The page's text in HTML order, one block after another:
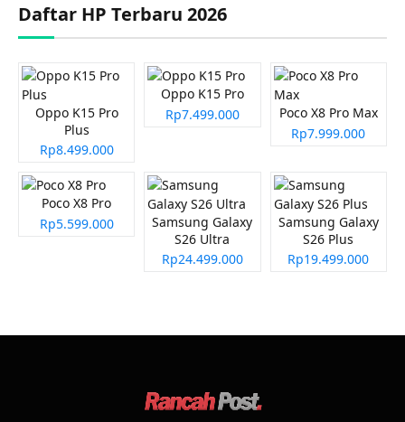
Daftar HP Terbaru 2026
Oppo K15 Pro
Plus
Rp8.499.000
Oppo K15 Pro
Rp7.499.000
Poco X8 Pro Max
Rp7.999.000
Poco X8 Pro
Rp5.599.000
Samsung Galaxy
S26 Ultra
Rp24.499.000
Samsung Galaxy
S26 Plus
Rp19.499.000